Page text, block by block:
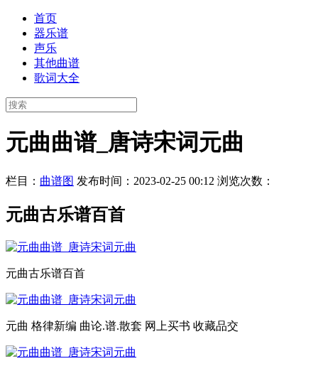
首页
器乐谱
声乐
其他曲谱
歌词大全
元曲曲谱_唐诗宋词元曲
栏目： 曲谱图 发布时间：2023-02-25 00:12 浏览次数：
元曲古乐谱百首
元曲古乐谱百首
元曲 格律新编 曲论.谱.散套 网上买书 收藏品交